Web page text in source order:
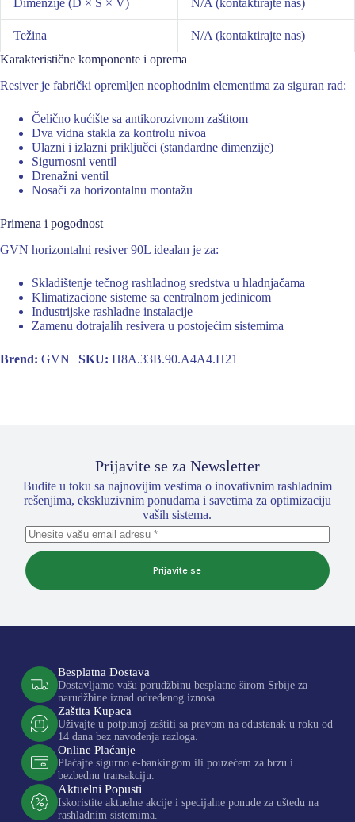
Dimenzije (D × Š × V) N/A (kontaktirajte nas)
Težina
N/A (kontaktirajte nas)
Karakteristične komponente i oprema
Resiver je fabrički opremljen neophodnim elementima za siguran rad:
Čelično kućište sa antikorozivnom zaštitom
Dva vidna stakla za kontrolu nivoa
Ulazni i izlazni priključci (standardne dimenzije)
Sigurnosni ventil
Drenažni ventil
Nosači za horizontalnu montažu
Primena i pogodnost
GVN horizontalni resiver 90L idealan je za:
Skladištenje tečnog rashladnog sredstva u hladnjačama
Klimatizacione sisteme sa centralnom jedinicom
Industrijske rashladne instalacije
Zamenu dotrajalih resivera u postojećim sistemima
Brend: GVN | SKU: H8A.33B.90.A4A4.H21
Prijavite se za Newsletter
Budite u toku sa najnovijim vestima o inovativnim rashladnim
rešenjima, ekskluzivnim ponudama i savetima za optimizaciju
vaših sistema.
Prijavite se
Besplatna Dostava
Dostavljamo vašu porudžbinu besplatno širom Srbije za
narudžbine iznad određenog iznosa.
Zaštita Kupaca
Uživajte u potpunoj zaštiti sa pravom na odustanak u roku od
14 dana bez navođenja razloga.
Online Plaćanje
Plaćajte sigurno e-bankingom ili pouzećem za brzu i
bezbednu transakciju.
Aktuelni Popusti
Iskoristite aktuelne akcije i specijalne ponude za uštedu na
rashladnim sistemima.